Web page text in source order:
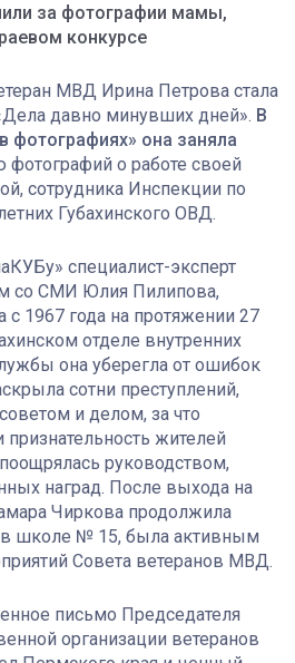
за фотографии мамы,
конкурсе
МВД Ирина Петрова стала
давно минувших дней». В
фотографиях» она заняла
фотографий о работе своей
сотрудника Инспекции по
Губахинского ОВД.
специалист-эксперт
со СМИ Юлия Пилипова,
с 1967 года на протяжении 27
отделе внутренних
она уберегла от ошибок
сотни преступлений,
и делом, за что
жителей
руководством,
наград. После выхода на
Чиркова продолжила
в школе № 15, была активным
Совета ветеранов МВД.
письмо Председателя
организации ветеранов